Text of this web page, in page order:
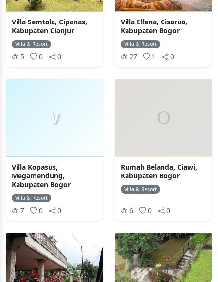
Villa Semtala, Cipanas,
Kabupaten Cianjur
Villa & Resort
5 0 0
Villa Ellena, Cisarua,
Kabupaten Bogor
Villa & Resort
27 1 0
V
Villa Kopasus,
Megamendung,
Kabupaten Bogor
Villa & Resort
7 0 0
Rumah Belanda, Ciawi,
Kabupaten Bogor
Villa & Resort
6 0 0